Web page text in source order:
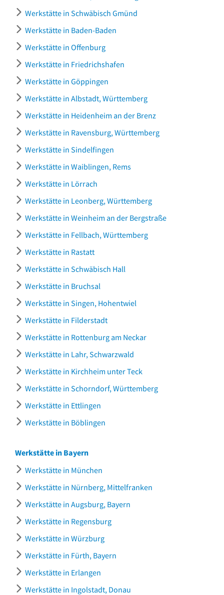
Werkstätte in Schwäbisch Gmünd
Werkstätte in Baden-Baden
Werkstätte in Offenburg
Werkstätte in Friedrichshafen
Werkstätte in Göppingen
Werkstätte in Albstadt, Württemberg
Werkstätte in Heidenheim an der Brenz
Werkstätte in Ravensburg, Württemberg
Werkstätte in Sindelfingen
Werkstätte in Waiblingen, Rems
Werkstätte in Lörrach
Werkstätte in Leonberg, Württemberg
Werkstätte in Weinheim an der Bergstraße
Werkstätte in Fellbach, Württemberg
Werkstätte in Rastatt
Werkstätte in Schwäbisch Hall
Werkstätte in Bruchsal
Werkstätte in Singen, Hohentwiel
Werkstätte in Filderstadt
Werkstätte in Rottenburg am Neckar
Werkstätte in Lahr, Schwarzwald
Werkstätte in Kirchheim unter Teck
Werkstätte in Schorndorf, Württemberg
Werkstätte in Ettlingen
Werkstätte in Böblingen
Werkstätte in Bayern
Werkstätte in München
Werkstätte in Nürnberg, Mittelfranken
Werkstätte in Augsburg, Bayern
Werkstätte in Regensburg
Werkstätte in Würzburg
Werkstätte in Fürth, Bayern
Werkstätte in Erlangen
Werkstätte in Ingolstadt, Donau